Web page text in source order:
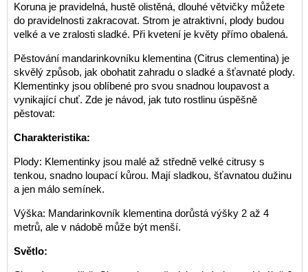
Koruna je pravidelná, hustě olistěná, dlouhé větvičky můžete
do pravidelnosti zakracovat. Strom je atraktivní, plody budou
velké a ve zralosti sladké. Při kvetení je květy přímo obalená.
Pěstování mandarinkovníku klementina (Citrus clementina) je
skvělý způsob, jak obohatit zahradu o sladké a šťavnaté plody.
Klementinky jsou oblíbené pro svou snadnou loupavost a
vynikající chuť. Zde je návod, jak tuto rostlinu úspěšně
pěstovat:
Charakteristika:
Plody: Klementinky jsou malé až středně velké citrusy s
tenkou, snadno loupací kůrou. Mají sladkou, šťavnatou dužinu
a jen málo semínek.
Výška: Mandarinkovník klementina dorůstá výšky 2 až 4
metrů, ale v nádobě může být menší.
Světlo: